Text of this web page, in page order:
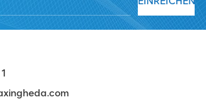
Preise und pünktliche Lieferung